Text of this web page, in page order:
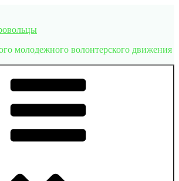
молодежного волонтерского движения